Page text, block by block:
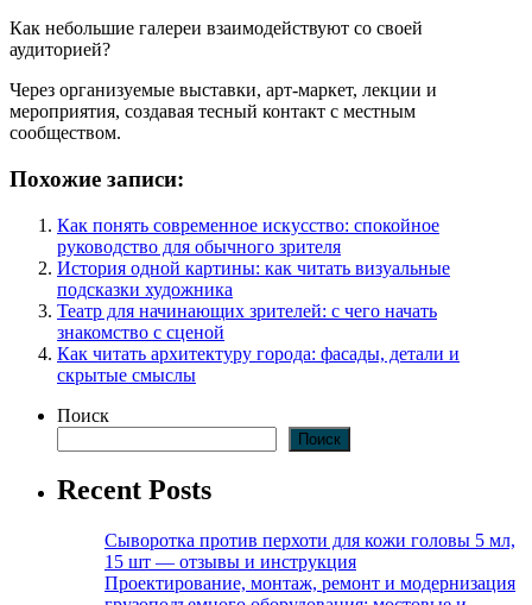
Как небольшие галереи взаимодействуют со своей
аудиторией?
Через организуемые выставки, арт-маркет, лекции и
мероприятия, создавая тесный контакт с местным
сообществом.
Похожие записи:
Как понять современное искусство: спокойное
руководство для обычного зрителя
История одной картины: как читать визуальные
подсказки художника
Театр для начинающих зрителей: с чего начать
знакомство с сценой
Как читать архитектуру города: фасады, детали и
скрытые смыслы
Поиск
Поиск
Recent Posts
Сыворотка против перхоти для кожи головы 5 мл,
15 шт — отзывы и инструкция
Проектирование, монтаж, ремонт и модернизация